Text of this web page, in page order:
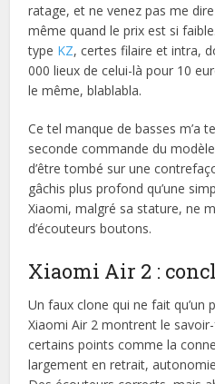
ratage, et ne venez pas me dire
même quand le prix est si
type KZ, certes filaire et intra,
000 lieux de celui-là pour 10
le même, blablabla.
Ce tel manque de basses m’a
seconde commande du
d’être tombé sur une
gâchis plus profond qu’une
Xiaomi, malgré sa stature, ne
d’écouteurs boutons.
Xiaomi Air 2 :
Un faux clone qui ne fait qu’un
Xiaomi Air 2 montrent le
certains points comme la
largement en retrait,